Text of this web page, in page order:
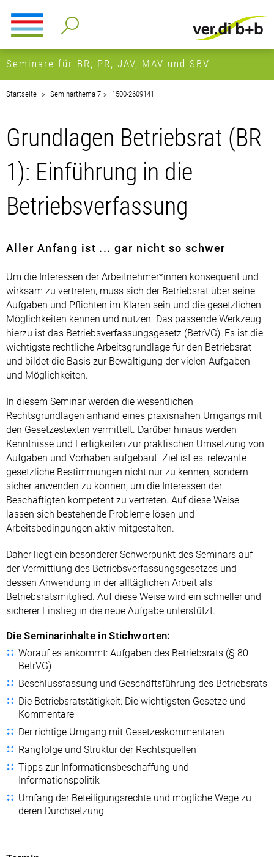
Seminare für BR, PR, JAV, MAV und SBV
Startseite Seminarthema 7 1500-2609141
Grundlagen Betriebsrat (BR
1): Einführung in die
Betriebsverfassung
Aller Anfang ist ... gar nicht so schwer
Um die Interessen der Arbeitnehmer*innen konsequent und
wirksam zu vertreten, muss sich der Betriebsrat über seine
Aufgaben und Pflichten im Klaren sein und die gesetzlichen
Möglichkeiten kennen und nutzen. Das passende Werkzeug
hierzu ist das Betriebsverfassungsgesetz (BetrVG): Es ist die
wichtigste rechtliche Arbeitsgrundlage für den Betriebsrat
und bildet die Basis zur Bewältigung der vielen Aufgaben
und Möglichkeiten.
In diesem Seminar werden die wesentlichen
Rechtsgrundlagen anhand eines praxisnahen Umgangs mit
den Gesetzestexten vermittelt. Darüber hinaus werden
Kenntnisse und Fertigkeiten zur praktischen Umsetzung von
Aufgaben und Vorhaben aufgebaut. Ziel ist es, relevante
gesetzliche Bestimmungen nicht nur zu kennen, sondern
sicher anwenden zu können, um die Interessen der
Beschäftigten kompetent zu vertreten. Auf diese Weise
lassen sich bestehende Probleme lösen und
Arbeitsbedingungen aktiv mitgestalten.
Daher liegt ein besonderer Schwerpunkt des Seminars auf
der Vermittlung des Betriebsverfassungsgesetzes und
dessen Anwendung in der alltäglichen Arbeit als
Betriebsratsmitglied. Auf diese Weise wird ein schneller und
sicherer Einstieg in die neue Aufgabe unterstützt.
Die Seminarinhalte in Stichworten:
Worauf es ankommt: Aufgaben des Betriebsrats (§ 80
BetrVG)
Beschlussfassung und Geschäftsführung des Betriebsrats
Die Betriebsratstätigkeit: Die wichtigsten Gesetze und
Kommentare
Der richtige Umgang mit Gesetzeskommentaren
Rangfolge und Struktur der Rechtsquellen
Tipps zur Informationsbeschaffung und
Informationspolitik
Umfang der Beteiligungsrechte und mögliche Wege zu
deren Durchsetzung